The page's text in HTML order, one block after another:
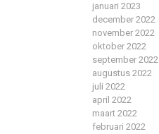
januari 2023
december 2022
november 2022
oktober 2022
september 2022
augustus 2022
juli 2022
april 2022
maart 2022
februari 2022